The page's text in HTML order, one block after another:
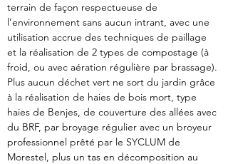
terrain de façon respectueuse de
l’environnement sans aucun intrant, avec une
utilisation accrue des techniques de paillage
et la réalisation de 2 types de compostage (à
froid, ou avec aération régulière par brassage).
Plus aucun déchet vert ne sort du jardin grâce
à la réalisation de haies de bois mort, type
haies de Benjes, de couverture des allées avec
du BRF, par broyage régulier avec un broyeur
professionnel prêté par le SYCLUM de
Morestel, plus un tas en décomposition au